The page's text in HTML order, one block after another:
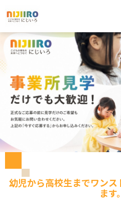
幼児から高校生までワンス
ます。